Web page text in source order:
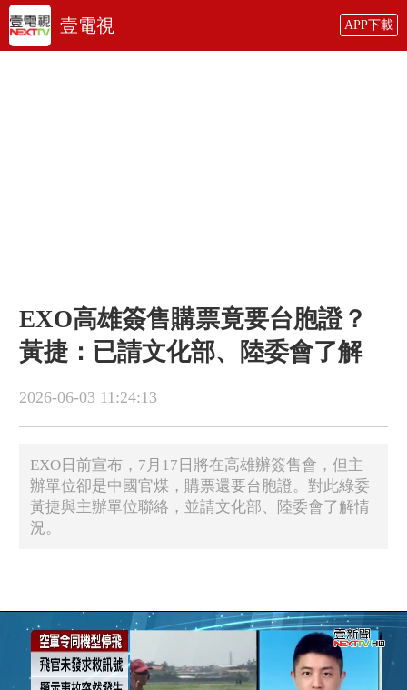
壹電視 APP下載
EXO高雄簽售購票竟要台胞證？
黃捷：已請文化部、陸委會了解
2026-06-03 11:24:13
EXO日前宣布，7月17日將在高雄辦簽售會，但主
辦單位卻是中國官煤，購票還要台胞證。對此綠委
黃捷與主辦單位聯絡，並請文化部、陸委會了解情
況。